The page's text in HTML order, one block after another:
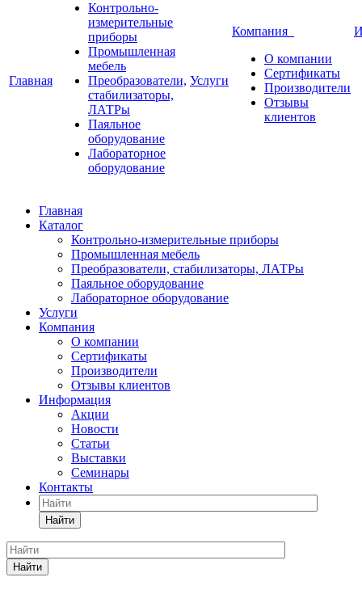
Главная
Контрольно-
измерительные
приборы
Промышленная
мебель
Преобразователи,
стабилизаторы,
ЛАТРы
Паяльное
оборудование
Лабораторное
оборудование
Услуги
Компания
О компании
Сертификаты
Производители
Отзывы
клиентов
Главная
Каталог
Контрольно-измерительные приборы
Промышленная мебель
Преобразователи, стабилизаторы, ЛАТРы
Паяльное оборудование
Лабораторное оборудование
Услуги
Компания
О компании
Сертификаты
Производители
Отзывы клиентов
Информация
Акции
Новости
Статьи
Выставки
Семинары
Контакты
Найти
Найти